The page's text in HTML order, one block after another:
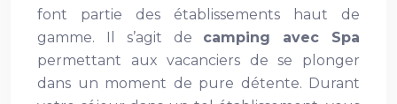
font partie des établissements haut de
gamme. Il s’agit de camping avec Spa
permettant aux vacanciers de se plonger
dans un moment de pure détente. Durant